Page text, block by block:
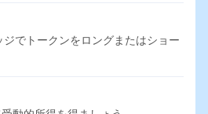
でトークンをロングまたはショー